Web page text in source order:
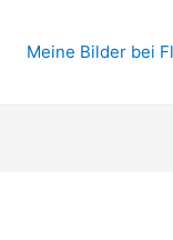
Meine Bilder bei